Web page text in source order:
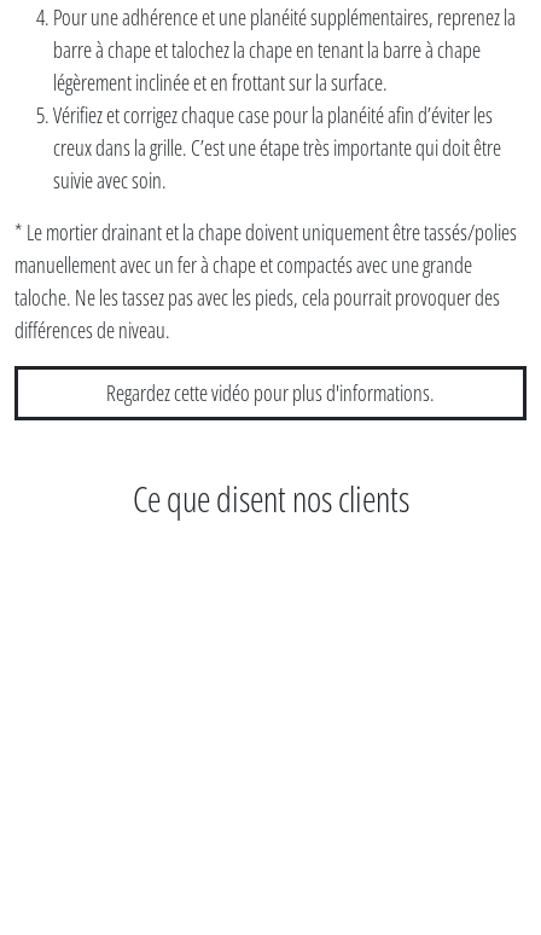
Pour une adhérence et une planéité supplémentaires, reprenez la
barre à chape et talochez la chape en tenant la barre à chape
légèrement inclinée et en frottant sur la surface.
Vérifiez et corrigez chaque case pour la planéité afin d’éviter les
creux dans la grille. C’est une étape très importante qui doit être
suivie avec soin.
* Le mortier drainant et la chape doivent uniquement être tassés/polies
manuellement avec un fer à chape et compactés avec une grande
taloche. Ne les tassez pas avec les pieds, cela pourrait provoquer des
différences de niveau.
Regardez cette vidéo pour plus d'informations.
Ce que disent nos clients